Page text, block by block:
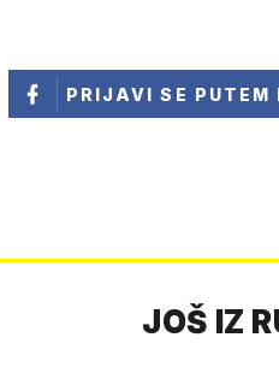
PRIJAVI SE PUTEM
JOŠ IZ